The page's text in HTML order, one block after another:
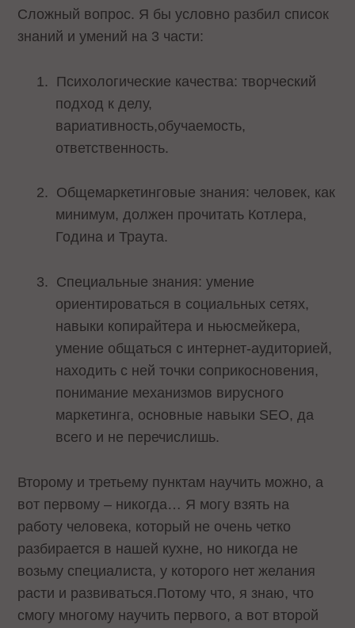
Сложный вопрос. Я бы условно разбил список
знаний и умений на 3 части:
1.
Психологические качества: творческий
подход к делу,
вариативность,обучаемость,
ответственность.
2.
Общемаркетинговые знания: человек, как
минимум, должен прочитать Котлера,
Година и Траута.
3.
Специальные знания: умение
ориентироваться в социальных сетях,
навыки копирайтера и ньюсмейкера,
умение общаться с интернет-аудиторией,
находить с ней точки соприкосновения,
понимание механизмов вирусного
маркетинга, основные навыки SEO, да
всего и не перечислишь.
Второму и третьему пунктам научить можно, а
вот первому – никогда… Я могу взять на
работу человека, который не очень четко
разбирается в нашей кухне, но никогда не
возьму специалиста, у которого нет желания
расти и развиваться.Потому что, я знаю, что
смогу многому научить первого, а вот второй